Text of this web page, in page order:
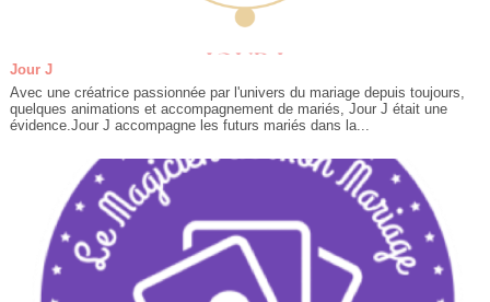
Jour J
Avec une créatrice passionnée par l'univers du mariage depuis toujours,
quelques animations et accompagnement de mariés, Jour J était une
évidence.Jour J accompagne les futurs mariés dans la...